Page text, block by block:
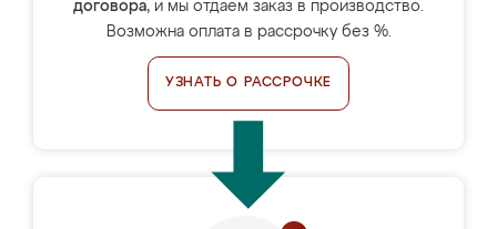
договора, и мы отдаём заказ в производство.
Возможна оплата в рассрочку без %.
УЗНАТЬ О РАССРОЧКЕ